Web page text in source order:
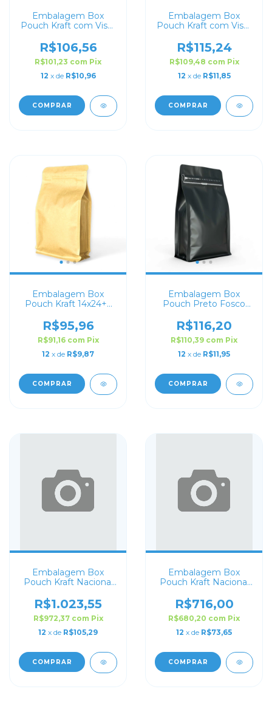
Embalagem Box
Pouch Kraft com Visor
R$106,56
R$101,23 com Pix
12 x de R$10,96
COMPRAR
Embalagem Box
Pouch Kraft com Visor
R$115,24
R$109,48 com Pix
12 x de R$11,85
COMPRAR
Embalagem Box
Pouch Kraft 14x24+6
R$95,96
R$91,16 com Pix
12 x de R$9,87
COMPRAR
Embalagem Box
Pouch Preto Fosco
R$116,20
R$110,39 com Pix
12 x de R$11,95
COMPRAR
Embalagem Box
Pouch Kraft Nacional
R$1.023,55
R$972,37 com Pix
12 x de R$105,29
COMPRAR
Embalagem Box
Pouch Kraft Nacional
R$716,00
R$680,20 com Pix
12 x de R$73,65
COMPRAR